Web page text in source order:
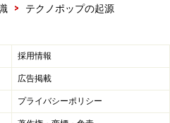
> テクノポップの起源
採用情報
広告掲載
プライバシーポリシー